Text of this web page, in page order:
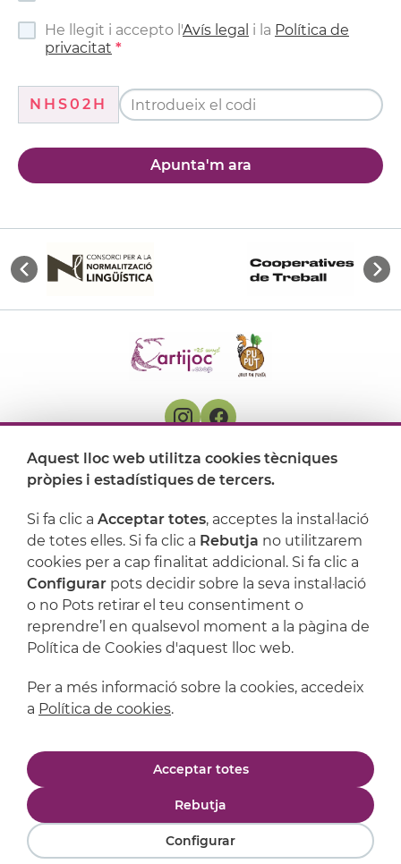
He llegit i accepto l'Avís legal i la Política de
privacitat
NHS02H
Apunta'm ara
On ens trobem
Suport
Política de privacitat
Powered byComertis
Aquest lloc web utilitza cookies tècniques
pròpies i estadístiques de tercers.
Si fa clic a Acceptar totes, acceptes la instal·lació
de totes elles. Si fa clic a Rebutja no utilitzarem
cookies per a cap finalitat addicional. Si fa clic a
Configurar pots decidir sobre la seva instal·lació
o no Pots retirar el teu consentiment o
reprendre’l en qualsevol moment a la pàgina de
Política de Cookies d'aquest lloc web.
Per a més informació sobre la cookies, accedeix
a Política de cookies.
Acceptar totes
Rebutja
Configurar